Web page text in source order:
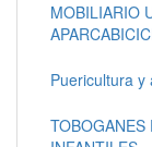
MOBILIARIO
Puericultura y
TOBOGANES